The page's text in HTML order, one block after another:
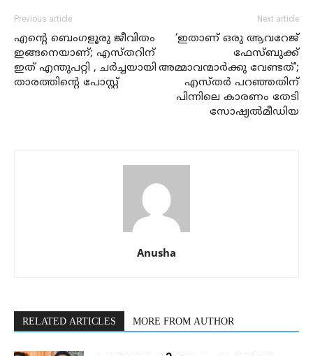
Previous article
എന്റെ ബെംഗളൂരു ജീവിതം
ഇങ്ങനെയാണ്; എസ്തറിന്
ഇത് എന്തുപറ്റി , ചര്‍ച്ചയായി
താരത്തിന്റെ പോസ്റ്റ്
Next article
‘ഇതാണ് ഒരു ആവറേജ്
ഫേസ്ബുക്ക്
അമ്മാവന്മാർക്കു വേണ്ടത്’;
എസ്തർ പറഞ്ഞതിന്
പിന്നിലെ കാരണം തേടി
സോഷ്യൽമീഡിയ
Anusha
RELATED ARTICLES MORE FROM AUTHOR